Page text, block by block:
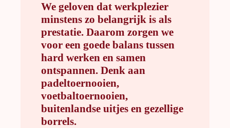
We geloven dat werkplezier
minstens zo belangrijk is als
prestatie. Daarom zorgen we
voor een goede balans tussen
hard werken en samen
ontspannen. Denk aan
padeltoernooien,
voetbaltoernooien,
buitenlandse uitjes en gezellige
borrels.